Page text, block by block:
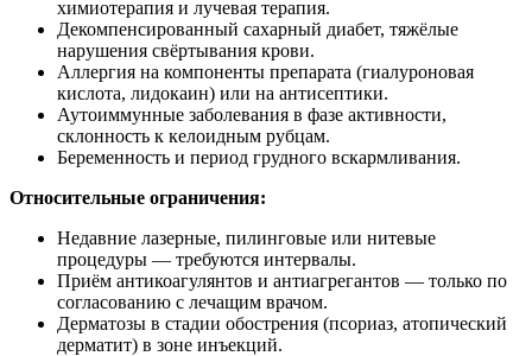
химиотерапия и лучевая терапия.
Декомпенсированный сахарный диабет, тяжёлые
нарушения свёртывания крови.
Аллергия на компоненты препарата (гиалуроновая
кислота, лидокаин) или на антисептики.
Аутоиммунные заболевания в фазе активности,
склонность к келоидным рубцам.
Беременность и период грудного вскармливания.
Относительные ограничения:
Недавние лазерные, пилинговые или нитевые
процедуры — требуются интервалы.
Приём антикоагулянтов и антиагрегантов — только по
согласованию с лечащим врачом.
Дерматозы в стадии обострения (псориаз, атопический
дерматит) в зоне инъекций.